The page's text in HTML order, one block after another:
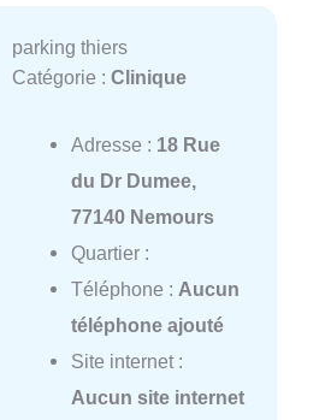
parking thiers
Catégorie : Clinique
Adresse : 18 Rue
du Dr Dumee,
77140 Nemours
Quartier :
Téléphone : Aucun
téléphone ajouté
Site internet :
Aucun site internet